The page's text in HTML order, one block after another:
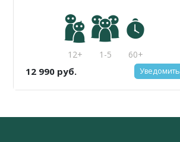
12+ 1-5 60+
12 990 руб. Уведомить